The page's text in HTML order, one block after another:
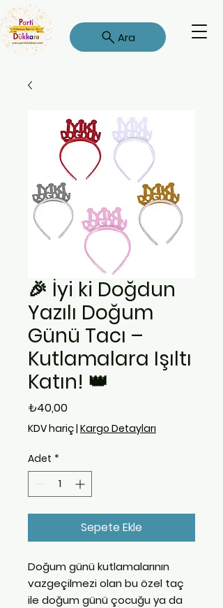
Ara
🎉 İyi ki Doğdun
Yazılı Doğum
Günü Tacı –
Kutlamalara Işıltı
Katın! 👑
₺40,00Fiyat
KDV hariç| Kargo Detayları
Adet *
Sepete Ekle
Doğum günü kutlamalarının
vazgeçilmezi olan bu özel taç
ile doğum günü çocuğu ya da